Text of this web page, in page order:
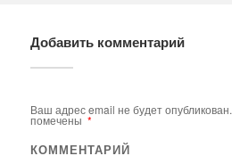
Добавить комментарий
Ваш адрес email не будет опубликован.
помечены *
КОММЕНТАРИЙ